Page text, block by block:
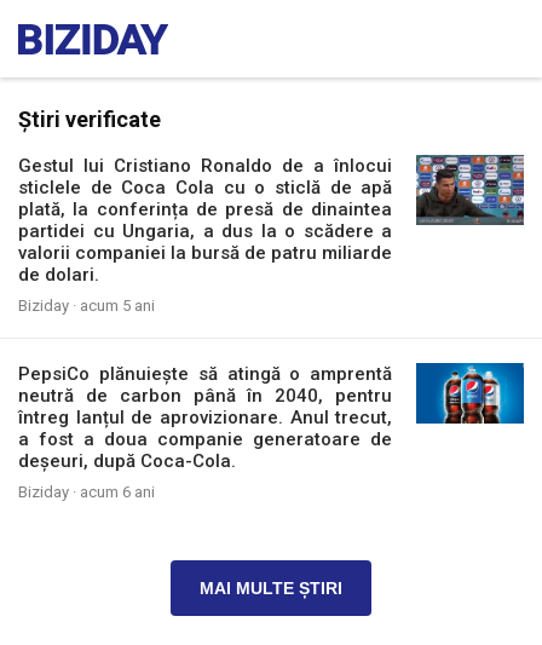
Știri verificate
Gestul lui Cristiano Ronaldo de a înlocui
sticlele de Coca Cola cu o sticlă de apă
plată, la conferința de presă de dinaintea
partidei cu Ungaria, a dus la o scădere a
valorii companiei la bursă de patru miliarde
de dolari.
Biziday · acum 5 ani
PepsiCo plănuiește să atingă o amprentă
neutră de carbon până în 2040, pentru
întreg lanțul de aprovizionare. Anul trecut,
a fost a doua companie generatoare de
deșeuri, după Coca-Cola.
Biziday · acum 6 ani
MAI MULTE ȘTIRI